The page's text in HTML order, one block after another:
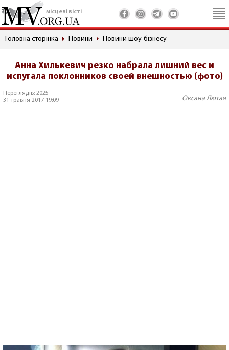
місцеві вісті
Головна сторінка Новини Новини шоу-бізнесу
Анна Хилькевич резко набрала лишний вес и
испугала поклонников своей внешностью (фото)
Переглядів: 2025
31 травня 2017 19:09
Оксана Лютая